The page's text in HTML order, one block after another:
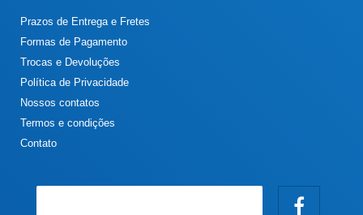
Prazos de Entrega e Fretes
Formas de Pagamento
Trocas e Devoluções
Política de Privacidade
Nossos contatos
Termos e condições
Contato